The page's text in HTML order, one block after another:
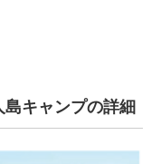
島キャンプの詳細